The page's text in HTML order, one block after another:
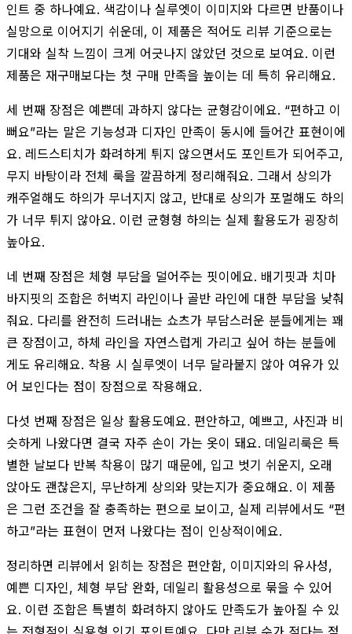
인트 중 하나예요. 색감이나 실루엣이 이미지와 다르면 반품이나
실망으로 이어지기 쉬운데, 이 제품은 적어도 리뷰 기준으로는
기대와 실착 느낌이 크게 어긋나지 않았던 것으로 보여요. 이런
제품은 재구매보다는 첫 구매 만족을 높이는 데 특히 유리해요.
세 번째 장점은 예쁜데 과하지 않다는 균형감이에요. “편하고 이
뻐요”라는 말은 기능성과 디자인 만족이 동시에 들어간 표현이에
요. 레드스티치가 화려하게 튀지 않으면서도 포인트가 되어주고,
무지 바탕이라 전체 룩을 깔끔하게 정리해줘요. 그래서 상의가
캐주얼해도 하의가 무너지지 않고, 반대로 상의가 포멀해도 하의
가 너무 튀지 않아요. 이런 균형형 하의는 실제 활용도가 굉장히
높아요.
네 번째 장점은 체형 부담을 덜어주는 핏이에요. 배기핏과 치마
바지핏의 조합은 허벅지 라인이나 골반 라인에 대한 부담을 낮춰
줘요. 다리를 완전히 드러내는 쇼츠가 부담스러운 분들에게는 꽤
큰 장점이고, 하체 라인을 자연스럽게 가리고 싶어 하는 분들에
게도 유리해요. 착용 시 실루엣이 너무 달라붙지 않아 여유가 있
어 보인다는 점이 장점으로 작용해요.
다섯 번째 장점은 일상 활용도예요. 편안하고, 예쁘고, 사진과 비
슷하게 나왔다면 결국 자주 손이 가는 옷이 돼요. 데일리룩은 특
별한 날보다 반복 착용이 많기 때문에, 입고 벗기 쉬운지, 오래
앉아도 괜찮은지, 무난하게 상의와 맞는지가 중요해요. 이 제품
은 그런 조건을 잘 충족하는 편으로 보이고, 실제 리뷰에서도 “편
하고”라는 표현이 먼저 나왔다는 점이 인상적이에요.
정리하면 리뷰에서 읽히는 장점은 편안함, 이미지와의 유사성,
예쁜 디자인, 체형 부담 완화, 데일리 활용성으로 묶을 수 있어
요. 이런 조합은 특별히 화려하지 않아도 만족도가 높아질 수 있